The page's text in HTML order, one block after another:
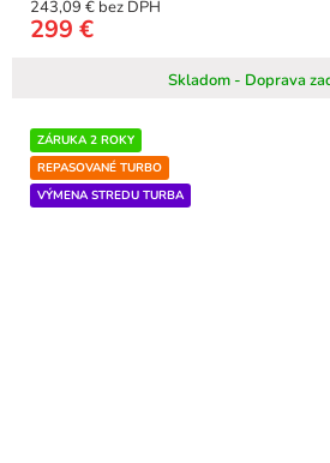
Skladom - Doprava
243,09 € bez DPH
299 €
ZÁRUKA 2 ROKY
REPASOVANÉ TURBO
VÝMENA STREDU TURBA